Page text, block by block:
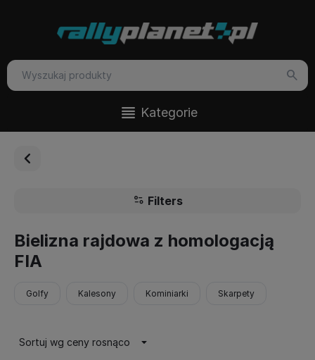
Kategorie
Filters
Bielizna rajdowa z homologacją
FIA
Golfy Kalesony Kominiarki Skarpety
Sortuj wg ceny rosnąco